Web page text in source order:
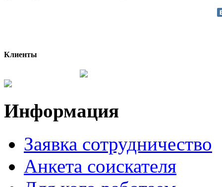
Клиенты
Информация
Заявка сотрудничество
Анкета соискателя